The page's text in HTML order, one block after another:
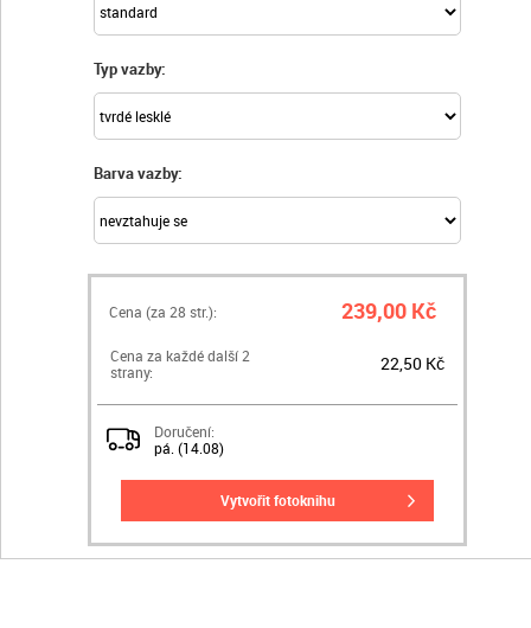
Typ vazby:
Barva vazby:
Cena (za 28 str.): 239,00 Kč
Cena za každé další 2
strany:
22,50 Kč
Doručení:
pá. (14.08)
vytvořit fotoknihu